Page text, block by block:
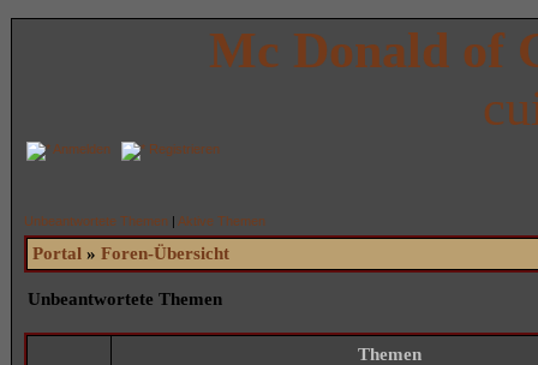
Mc Donald of
Anmelden Registrieren
Unbeantwortete Themen | Aktive Themen
Portal » Foren-Übersicht
Unbeantwortete Themen
Themen